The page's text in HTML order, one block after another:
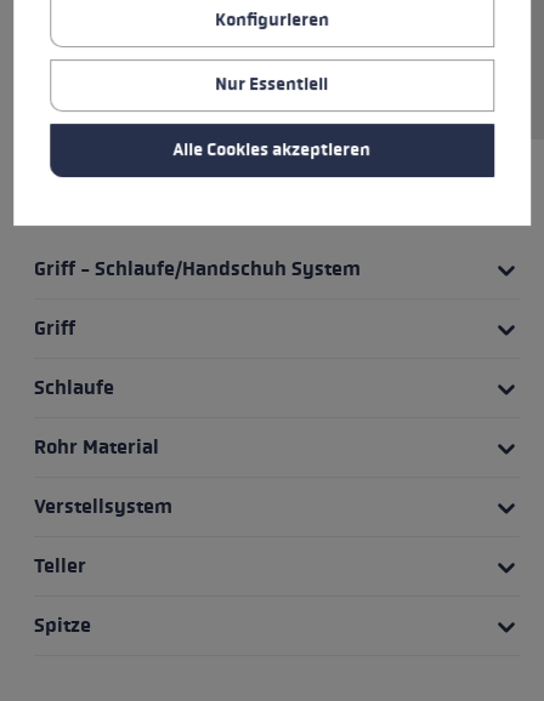
individuell benötigte Länge
zwischen 100 und 135 cm
einstellen.
Griff - Schlaufe/Handschuh System
Griff
Schlaufe
Rohr Material
Verstellsystem
Teller
Spitze
Konfigurieren
Nur Essentiell
Alle Cookies akzeptieren